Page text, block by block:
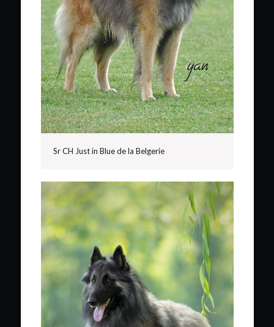
Sr CH Just in Blue de la Belgerie